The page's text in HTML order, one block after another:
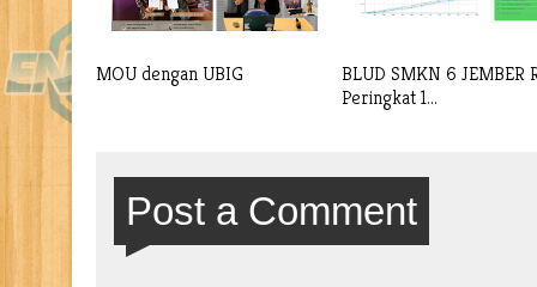
MOU dengan UBIG
BLUD SMKN 6 JEMBER
Peringkat 1...
Post a Comment